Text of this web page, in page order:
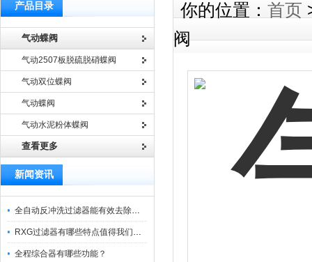
产品目录
气动蝶阀
气动2507板脱硫脱硝蝶阀
气动双位蝶阀
气动蝶阀
气动水泥粉体蝶阀
查看更多
新闻资讯
全自动反冲洗过滤器能有效去除过滤介质上的杂质
RXG过滤器有哪些特点值得我们选择？
全程综合器有哪些功能？
你的位置： 首页
阀